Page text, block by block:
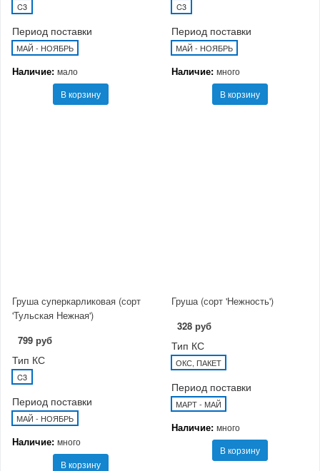
C3
Период поставки
МАЙ - НОЯБРЬ
Наличие: мало
В корзину
C3
Период поставки
МАЙ - НОЯБРЬ
Наличие: много
В корзину
Груша суперкарликовая (сорт
'Тульская Нежная')
799 руб
Тип КС
C3
Период поставки
МАЙ - НОЯБРЬ
Наличие: много
В корзину
Груша (сорт 'Нежность')
328 руб
Тип КС
ОКС, ПАКЕТ
Период поставки
МАРТ - МАЙ
Наличие: много
В корзину